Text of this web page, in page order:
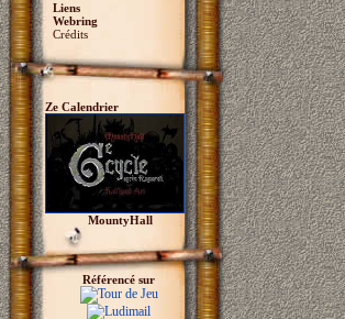
Liens
Webring
Crédits
Ze Calendrier
MountyHall
Référencé sur